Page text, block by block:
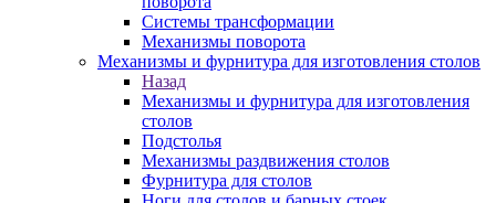
Системы трансформации
Механизмы поворота
Механизмы и фурнитура для изготовления столов
Назад
Механизмы и фурнитура для изготовления
столов
Подстолья
Механизмы раздвижения столов
Фурнитура для столов